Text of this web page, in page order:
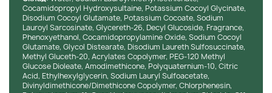
зробіть перший крок до відновлення і захисту ваших
локонів.
Cocamidopropyl Hydroxysultaine, Potassium Cocoyl Glycinate,
Disodium Cocoyl Glutamate, Potassium Cocoate, Sodium
Lauroyl Sarcosinate, Glycereth-26, Decyl Glucoside, Fragrance,
Phenoxyethanol, Cocamidopropylamine Oxide, Sodium Cocoyl
Glutamate, Glycol Distearate, Disodium Laureth Sulfosuccinate,
Methyl Gluceth-20, Acrylates Copolymer, PEG-120 Methyl
Glucose Dioleate, Amodimethicone, Polyquaternium-10, Citric
Acid, Ethylhexylglycerin, Sodium Lauryl Sulfoacetate,
Divinyldimethicone/Dimethicone Copolymer, Chlorphenesin,